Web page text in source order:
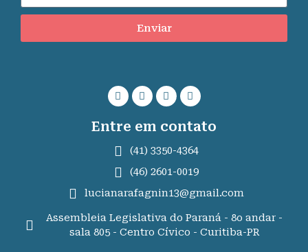
Enviar
Entre em contato
(41) 3350-4364
(46) 2601-0019
lucianarafagnin13@gmail.com
Assembleia Legislativa do Paraná - 8o andar -
sala 805 - Centro Cívico - Curitiba-PR